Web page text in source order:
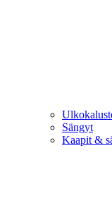
Sängyt
Kaapit &